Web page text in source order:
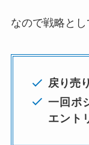
なので戦略とし
戻り売り
一回ポ
エント